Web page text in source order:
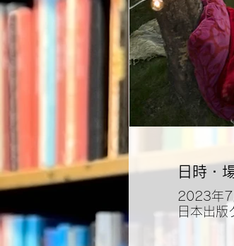
日時・
2023年
日本出